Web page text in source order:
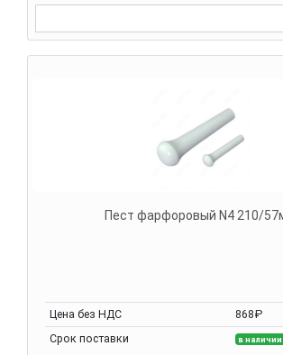
Пест фарфоровый N4 210/
Цена без НДС
868₽
Срок поставки
в наличии